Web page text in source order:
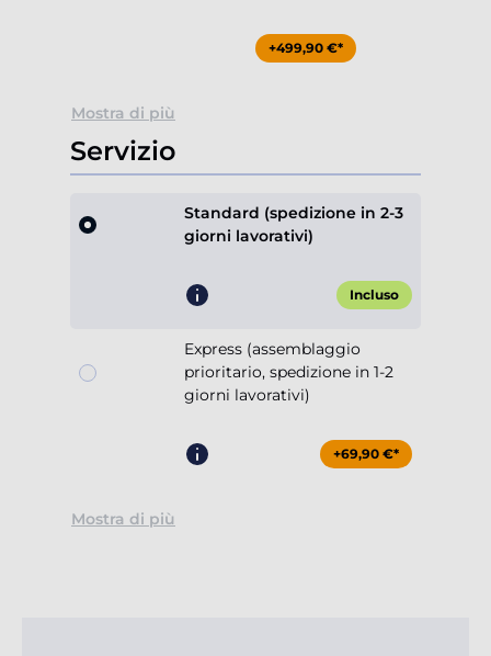
+499,90 €*
Mostra di più
Servizio
Standard (spedizione in 2-3
giorni lavorativi)
Incluso
Express (assemblaggio
prioritario, spedizione in 1-2
giorni lavorativi)
+69,90 €*
Mostra di più